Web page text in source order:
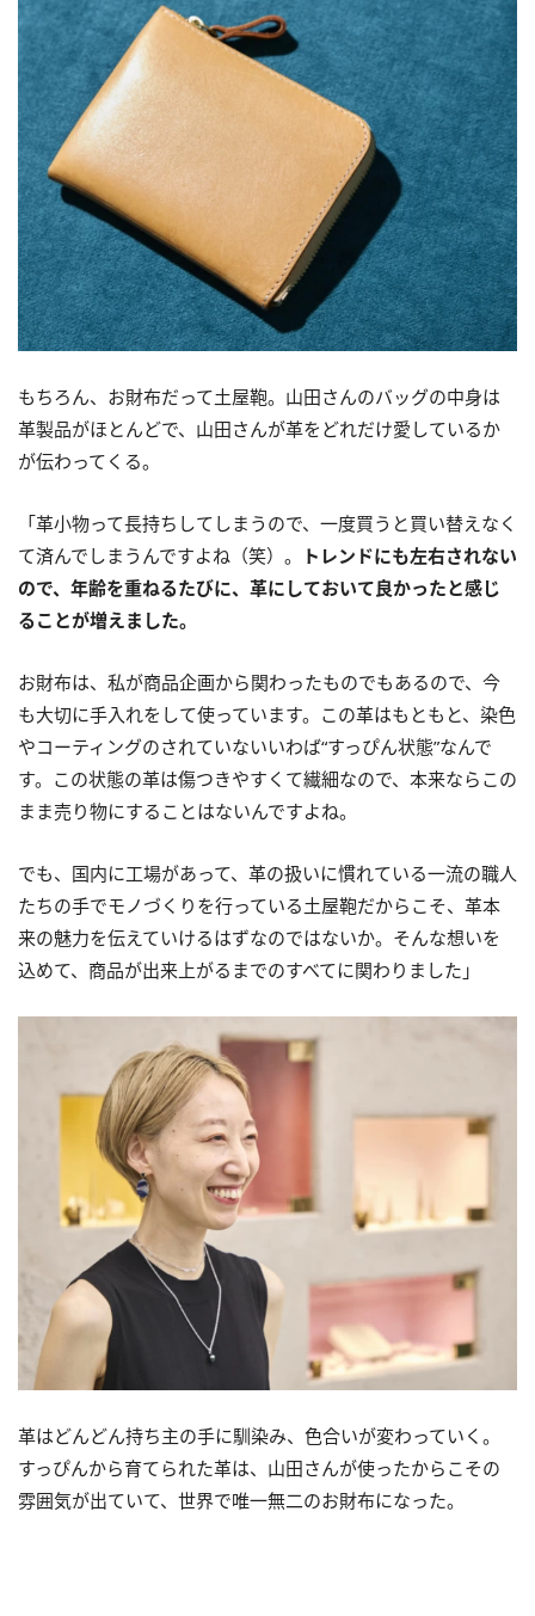
もちろん、お財布だって土屋鞄。山田さんのバッグの中身は
革製品がほとんどで、山田さんが革をどれだけ愛しているか
が伝わってくる。
「革小物って長持ちしてしまうので、一度買うと買い替えなく
て済んでしまうんですよね（笑）。
トレンドにも左右されない
ので、年齢を重ねるたびに、革にしておいて良かったと感じ
ることが増えました。
お財布は、私が商品企画から関わったものでもあるので、今
も大切に手入れをして使っています。この革はもともと、染色
やコーティングのされていないいわば“すっぴん状態”なんで
す。この状態の革は傷つきやすくて繊細なので、本来ならこの
まま売り物にすることはないんですよね。
でも、国内に工場があって、革の扱いに慣れている一流の職人
たちの手でモノづくりを行っている土屋鞄だからこそ、革本
来の魅力を伝えていけるはずなのではないか。そんな想いを
込めて、商品が出来上がるまでのすべてに関わりました」
革はどんどん持ち主の手に馴染み、色合いが変わっていく。
すっぴんから育てられた革は、山田さんが使ったからこその
雰囲気が出ていて、世界で唯一無二のお財布になった。